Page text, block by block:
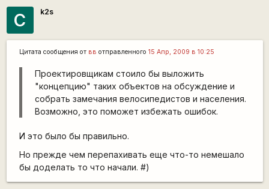
С k2s
Цитата сообщения от вв отправленного 15 Апр, 2009 в 10:25
Проектировщикам стоило бы выложить
"концепцию" таких объектов на обсуждение и
собрать замечания велосипедистов и населения.
Возможно, это поможет избежать ошибок.
И это было бы правильно.
Но прежде чем перепахивать еще что-то немешало
бы доделать то что начали. #)